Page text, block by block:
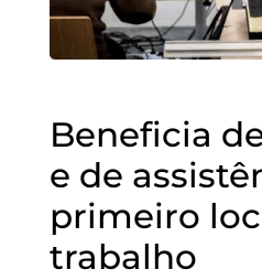
Beneficia
e de
primeiro
trabalho